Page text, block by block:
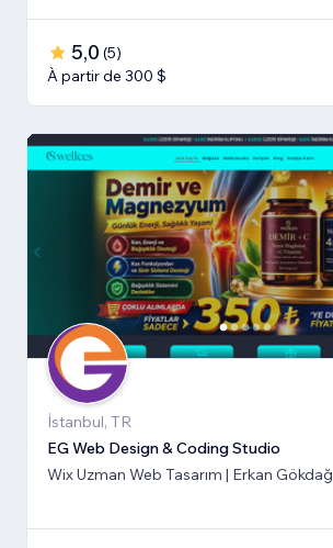
5,0 (5)
À partir de 300 $
İstanbul, TR
EG Web Design & Coding Studio
Wix Uzman Web Tasarım | Erkan Gökdağ